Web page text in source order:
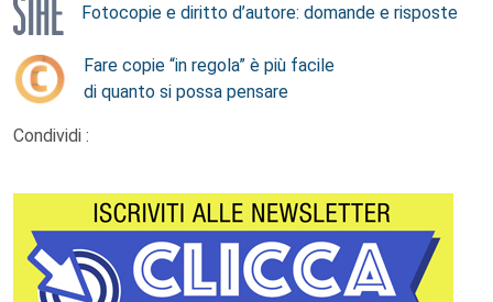
Fotocopie e diritto d’autore: domande e risposte
Fare copie “in regola” è più facile
di quanto si possa pensare
Condividi :